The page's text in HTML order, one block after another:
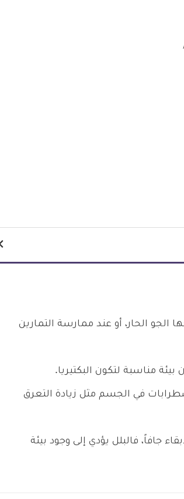
الجو الحار، أو عند ممارسة التمارين
مناسبة لتكون البكتيريا.
في الجسم مثل زيادة التعرق
جافاً، فالبلل يؤدي إلى وجود بيئة